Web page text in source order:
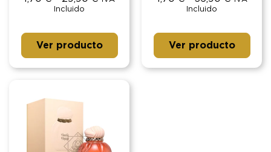
Incluido
Ver producto
Incluido
Ver producto